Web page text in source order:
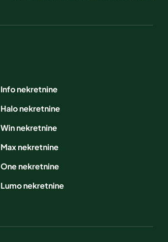
Info nekretnine
Halo nekretnine
Win nekretnine
Max nekretnine
One nekretnine
Lumo nekretnine